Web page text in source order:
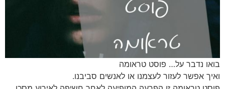
בואו נדבר על… פוסט טראומה
ואיך אפשר לעזור לעצמנו או לאנשים סביבנו.